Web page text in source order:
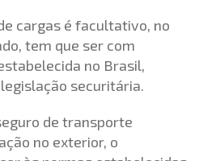
cargas é facultativo, no
tem que ser com
no Brasil,
securitária.
de transporte
no exterior, o